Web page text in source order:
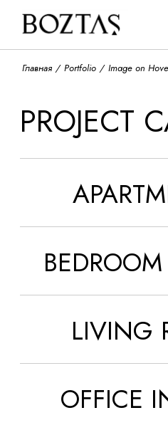
Главная Portfolio Image on
PROJECT
LIVING
OFFICE